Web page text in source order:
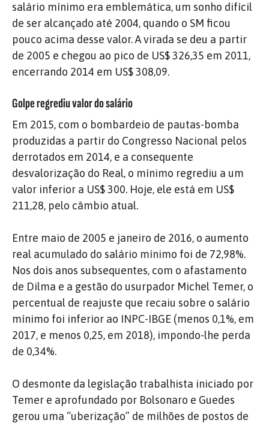
salário mínimo era emblemática, um sonho difícil
de ser alcançado até 2004, quando o SM ficou
pouco acima desse valor. A virada se deu a partir
de 2005 e chegou ao pico de US$ 326,35 em 2011,
encerrando 2014 em US$ 308,09.
Golpe regrediu valor do salário
Em 2015, com o bombardeio de pautas-bomba
produzidas a partir do Congresso Nacional pelos
derrotados em 2014, e a consequente
desvalorização do Real, o mínimo regrediu a um
valor inferior a US$ 300. Hoje, ele está em US$
211,28, pelo câmbio atual.
Entre maio de 2005 e janeiro de 2016, o aumento
real acumulado do salário mínimo foi de 72,98%.
Nos dois anos subsequentes, com o afastamento
de Dilma e a gestão do usurpador Michel Temer, o
percentual de reajuste que recaiu sobre o salário
mínimo foi inferior ao INPC-IBGE (menos 0,1%, em
2017, e menos 0,25, em 2018), impondo-lhe perda
de 0,34%.
O desmonte da legislação trabalhista iniciado por
Temer e aprofundado por Bolsonaro e Guedes
gerou uma “uberização” de milhões de postos de